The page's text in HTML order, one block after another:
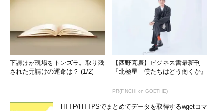
下請けが現場をトンズラ。取り残
された元請けの運命は？ (1/2)
【西野亮廣】ビジネス書最新刊
『北極星 僕たちはどう働くか』
PR(FINCHI on GOETHE)
HTTP/HTTPSでまとめてデータを取得するwgetコマ